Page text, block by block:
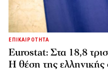
ΕΠΙΚΑΙΡΟΤΗΤΑ
Eurostat: Στα 18,8
Η θέση της ελληνικής